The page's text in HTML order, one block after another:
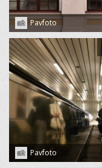
Pavfoto
Pavfoto